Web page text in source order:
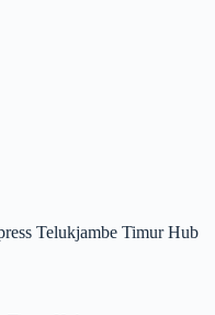
Telukjambe Timur Hub